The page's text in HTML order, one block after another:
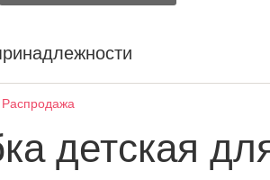
Распродажа
детская